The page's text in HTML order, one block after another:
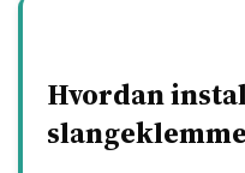
Hvordan